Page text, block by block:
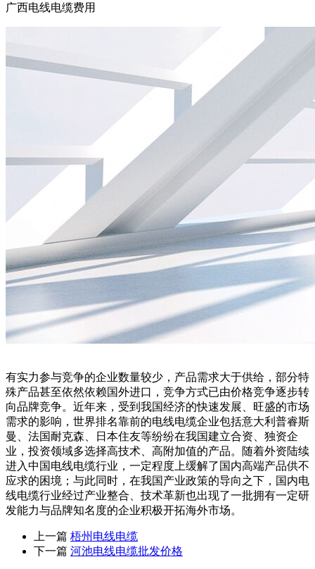
广西电线电缆费用
有实力参与竞争的企业数量较少，产品需求大于供给，部分特
殊产品甚至依然依赖国外进口，竞争方式已由价格竞争逐步转
向品牌竞争。近年来，受到我国经济的快速发展、旺盛的市场
需求的影响，世界排名靠前的电线电缆企业包括意大利普睿斯
曼、法国耐克森、日本住友等纷纷在我国建立合资、独资企
业，投资领域多选择高技术、高附加值的产品。随着外资陆续
进入中国电线电缆行业，一定程度上缓解了国内高端产品供不
应求的困境；与此同时，在我国产业政策的导向之下，国内电
线电缆行业经过产业整合、技术革新也出现了一批拥有一定研
发能力与品牌知名度的企业积极开拓海外市场。
上一篇 梧州电线电缆
下一篇 河池电线电缆批发价格